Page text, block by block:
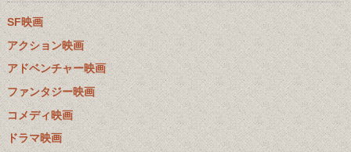
SF映画
アクション映画
アドベンチャー映画
ファンタジー映画
コメディ映画
ドラマ映画